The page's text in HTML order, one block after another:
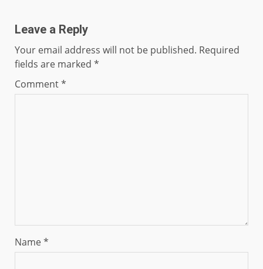
Leave a Reply
Your email address will not be published. Required
fields are marked *
Comment*
Name*